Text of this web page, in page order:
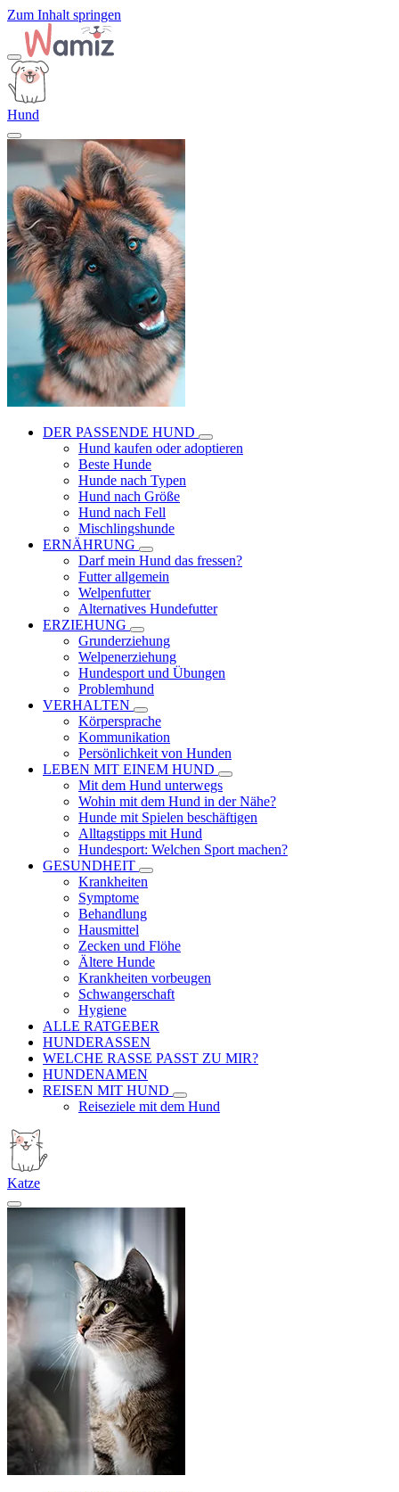
Zum Inhalt springen
Hund
DER PASSENDE HUND
Hund kaufen oder adoptieren
Beste Hunde
Hunde nach Typen
Hund nach Größe
Hund nach Fell
Mischlingshunde
ERNÄHRUNG
Darf mein Hund das fressen?
Futter allgemein
Welpenfutter
Alternatives Hundefutter
ERZIEHUNG
Grunderziehung
Welpenerziehung
Hundesport und Übungen
Problemhund
VERHALTEN
Körpersprache
Kommunikation
Persönlichkeit von Hunden
LEBEN MIT EINEM HUND
Mit dem Hund unterwegs
Wohin mit dem Hund in der Nähe?
Hunde mit Spielen beschäftigen
Alltagstipps mit Hund
Hundesport: Welchen Sport machen?
GESUNDHEIT
Krankheiten
Symptome
Behandlung
Hausmittel
Zecken und Flöhe
Ältere Hunde
Krankheiten vorbeugen
Schwangerschaft
Hygiene
ALLE RATGEBER
HUNDERASSEN
WELCHE RASSE PASST ZU MIR?
HUNDENAMEN
REISEN MIT HUND
Reiseziele mit dem Hund
Katze